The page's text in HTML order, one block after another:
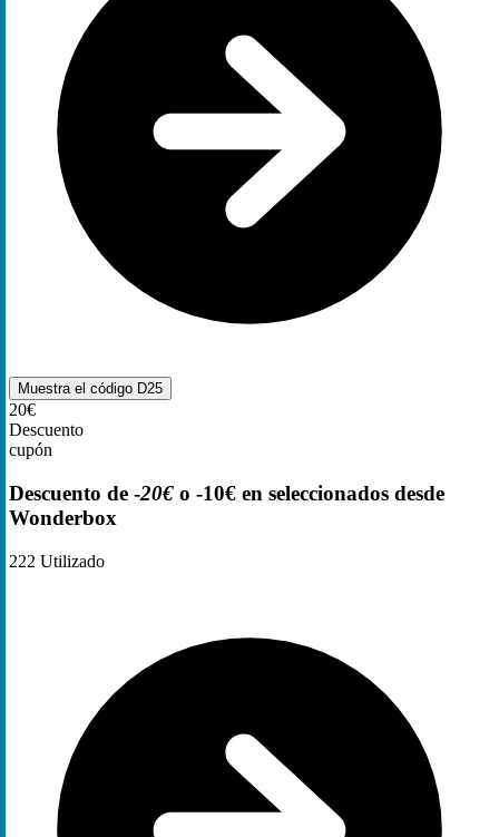
Muestra el código D25
20€
Descuento
cupón
Descuento de -20€ o -10€ en seleccionados desde
Wonderbox
222 Utilizado